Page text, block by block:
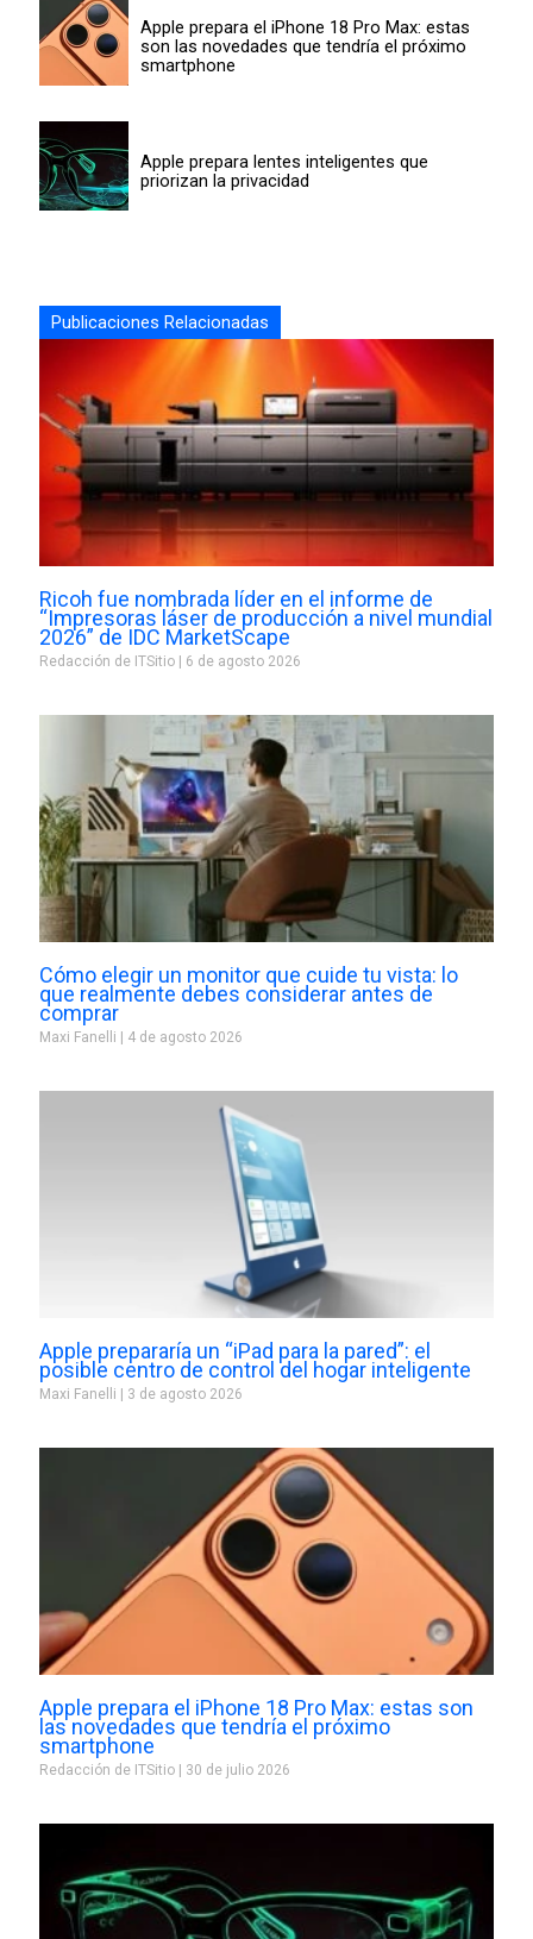
Apple prepara el iPhone 18 Pro Max: estas
son las novedades que tendría el próximo
smartphone
Apple prepara lentes inteligentes que
priorizan la privacidad
Publicaciones Relacionadas
Ricoh fue nombrada líder en el informe de
“Impresoras láser de producción a nivel mundial
2026” de IDC MarketScape
Redacción de ITSitio 6 de agosto 2026
Cómo elegir un monitor que cuide tu vista: lo
que realmente debes considerar antes de
comprar
Maxi Fanelli 4 de agosto 2026
Apple prepararía un “iPad para la pared”: el
posible centro de control del hogar inteligente
Maxi Fanelli 3 de agosto 2026
Apple prepara el iPhone 18 Pro Max: estas son
las novedades que tendría el próximo
smartphone
Redacción de ITSitio 30 de julio 2026